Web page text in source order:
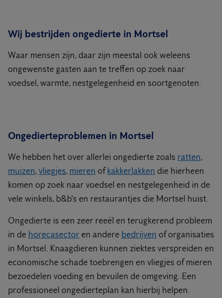
Wij bestrijden ongedierte in Mortsel
Waar mensen zijn, daar zijn meestal ook weleens
ongewenste gasten aan te treffen op zoek naar
voedsel, warmte, nestgelegenheid en soortgenoten.
Ongedierteproblemen in Mortsel
We hebben het over allerlei ongedierte zoals ratten,
muizen,vliegjes, mieren ofkakkerlakken die hierheen
komen op zoek naar voedsel en nestgelegenheid in de
vele winkels, b&b's en restaurantjes die Mortsel huist.
Ongedierte is een zeer reeël en terugkerend probleem
in de horecasector en andere bedrijven of organisaties
in Mortsel. Knaagdieren kunnen ziektes verspreiden en
economische schade toebrengen en vliegjes of mieren
bezoedelen voeding en bevuilen de omgeving. Een
professioneel ongedierteplan kan hierbij helpen.